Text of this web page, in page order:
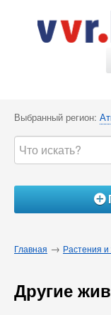
Выбранный регион:
Á
Главная → Растения
Другие